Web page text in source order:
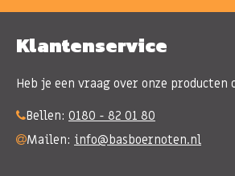
Klantenservice
Heb je een vraag over onze
Bellen: 0180 - 82 01 80
Mailen: info@basboernoten.nl